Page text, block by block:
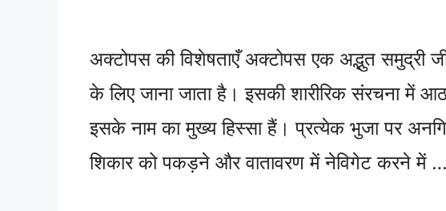
अक्टोपस की विशेषताएँ अक्टोपस एक अद्भुत समुद्री
के लिए जाना जाता है। इसकी शारीरिक संरचना में
इसके नाम का मुख्य हिस्सा हैं। प्रत्येक भुजा पर
शिकार को पकड़ने और वातावरण में नेविगेट करने में …